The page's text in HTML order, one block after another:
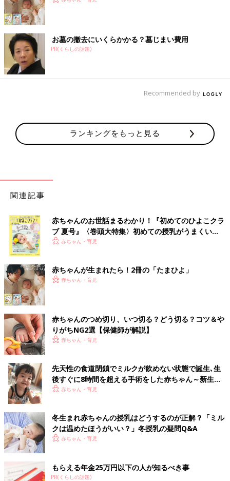
お墓の撤去にいくらかかる？墓じまい費用
PR(くらしの話題)
Recommended by
ランキングをもっと見る
関連記事
赤ちゃんのお世話まるわかり！『初めてのひよこクラ
ブ 夏号』〈巻頭大特集〉初めての授乳がうまくい
く！ おっぱい・ミルクの基本と夏のトラブル 解決テ
赤ちゃん・育児
赤ちゃんが生まれたら！2冊の「たまひよ」
赤ちゃん・育児
赤ちゃんのつめ切り、いつ切る？どう切る？コツ＆や
りがちNG2選【保健師が解説】
赤ちゃん・育児
先天性の食道閉鎖でミルクが飲めない状態で誕生､生
後すぐに8時間を超える手術をした赤ちゃん～新生児
医療の現場から～【新生児科医･豊島勝昭】
赤ちゃん・育児
冬生まれ赤ちゃんの授乳はどうするのが正解？「ミル
クは温めたほうがいい？」冬授乳の疑問Q&A
赤ちゃん・育児
もらえる年金25万円以下の人が知るべき事
PR(くらしの話題)